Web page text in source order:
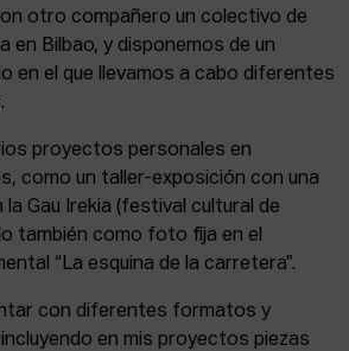
otro compañero un colectivo de
en Bilbao, y disponemos de un
en el que llevamos a cabo diferentes
proyectos personales en
como un taller-exposición con una
la Gau Irekia (festival cultural de
también como foto fija en el
“La esquina de la carretera”.
con diferentes formatos y
en mis proyectos piezas